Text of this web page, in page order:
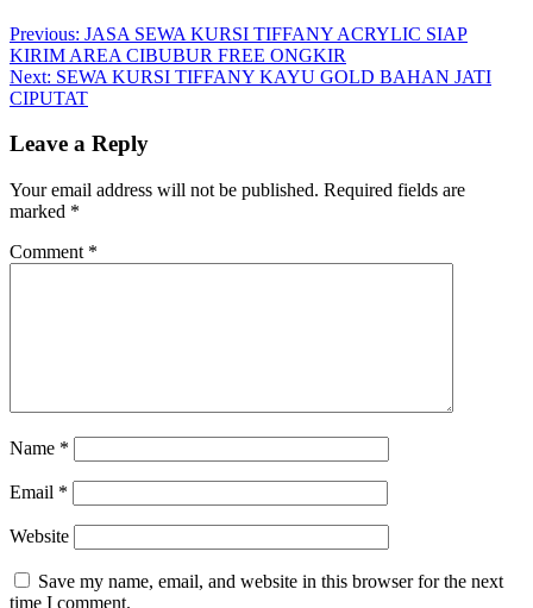
Previous: JASA SEWA KURSI TIFFANY ACRYLIC SIAP
KIRIM AREA CIBUBUR FREE ONGKIR
Next: SEWA KURSI TIFFANY KAYU GOLD BAHAN JATI
CIPUTAT
Leave a Reply
Your email address will not be published. Required fields are
marked *
Comment *
Name *
Email *
Website
Save my name, email, and website in this browser for the next
time I comment.